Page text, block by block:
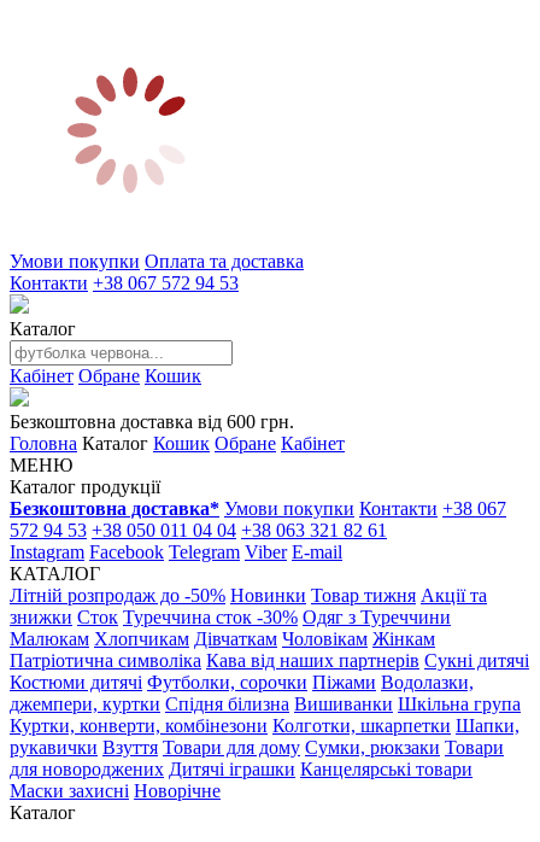
Умови покупки Оплата та доставка
Контакти +38 067 572 94 53
Каталог
Кабінет Обране Кошик
Безкоштовна доставка від 600 грн.
Головна Каталог Кошик Обране Кабінет
МЕНЮ
Каталог продукції
Безкоштовна доставка* Умови покупки Контакти +38 067
572 94 53 +38 050 011 04 04 +38 063 321 82 61
Instagram Facebook Telegram Viber E-mail
КАТАЛОГ
Літній розпродаж до -50% Новинки Товар тижня Акції та
знижки Сток Туреччина сток -30% Одяг з Туреччини
Малюкам Хлопчикам Дівчаткам Чоловікам Жінкам
Патріотична символіка Кава від наших партнерів Сукні дитячі
Костюми дитячі Футболки, сорочки Піжами Водолазки,
джемпери, куртки Спідня білизна Вишиванки Шкільна група
Куртки, конверти, комбінезони Колготки, шкарпетки Шапки,
рукавички Взуття Товари для дому Сумки, рюкзаки Товари
для новороджених Дитячі іграшки Канцелярські товари
Маски захисні Новорічне
Каталог